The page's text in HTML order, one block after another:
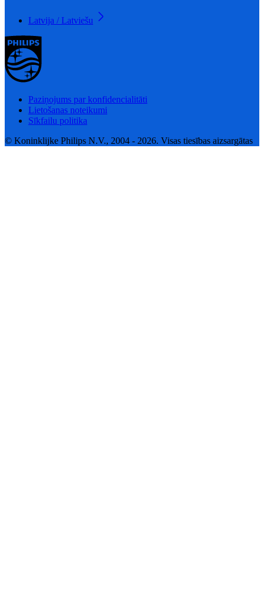
Latvija / Latviešu
Paziņojums par konfidencialitāti
Lietošanas noteikumi
Sīkfailu politika
© Koninklijke Philips N.V., 2004 - 2026. Visas tiesības aizsargātas